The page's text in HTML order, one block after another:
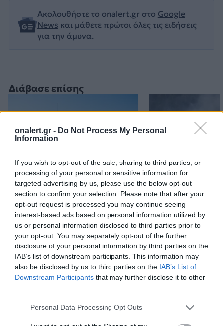
onalert.gr - Do Not Process My Personal
Information
If you wish to opt-out of the sale, sharing to third parties, or
processing of your personal or sensitive information for
targeted advertising by us, please use the below opt-out
section to confirm your selection. Please note that after your
opt-out request is processed you may continue seeing
interest-based ads based on personal information utilized by
us or personal information disclosed to third parties prior to
your opt-out. You may separately opt-out of the further
disclosure of your personal information by third parties on the
IAB’s list of downstream participants. This information may
also be disclosed by us to third parties on the IAB’s List of
Downstream Participants that may further disclose it to other
Personal Data Processing Opt Outs
Διάβασε επίσης
Patriot στη Σαουδική
Αραβία: Κάθε μήνα
επαναξιολογείται η
ελληνική παρουσία –
Μήνυμα της Αθήνας στο
Ριάντ
H «Βαβέλ»
μέσων της
δυστύχημα
συντονισμός
μοντέλο
Ακολουθήστε το onalert.gr στο Google
News και μάθετε πρώτοι όλες τις ειδήσεις
για την άμυνα.